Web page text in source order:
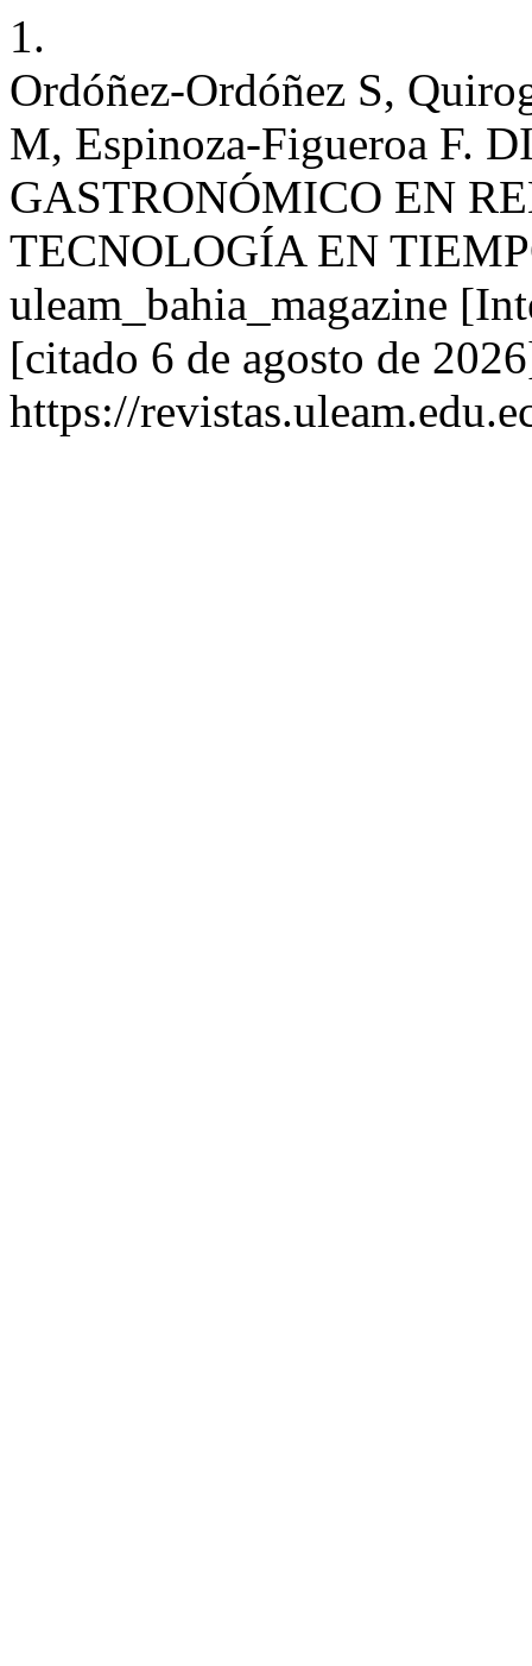
1.
Ordóñez-Ordóñez S,
M, Espinoza-Figueroa F.
GASTRONÓMICO EN
TECNOLOGÍA EN
uleam_bahia_magazine
[citado 6 de agosto de
https://